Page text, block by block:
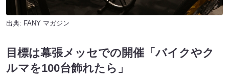
出典: FANY マガジン
目標は幕張メッセでの開催「バイクやク
ルマを100台飾れたら」